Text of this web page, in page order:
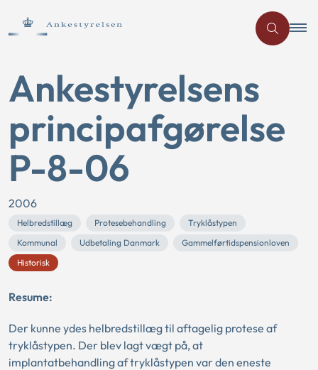
Ankestyrelsens
principafgørelse
P-8-06
2006
Helbredstillæg Protesebehandling
Tryklåstypen
Kommunal
Udbetaling Danmark
Gammelførtidspensionloven
Historisk
Resume:
Der kunne ydes helbredstillæg til aftagelig protese af
tryklåstypen. Der blev lagt vægt på, at
implantatbehandling af tryklåstypen var den eneste